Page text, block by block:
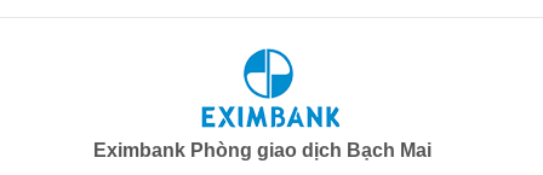
Eximbank Phòng giao dịch Bạch Mai